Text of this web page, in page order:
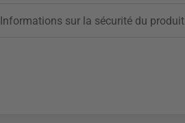
Informations sur la sécurité du produit